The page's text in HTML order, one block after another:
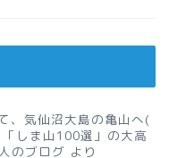
、気仙沼大島の亀山へ(
しま山100選」の大高
のブログ より